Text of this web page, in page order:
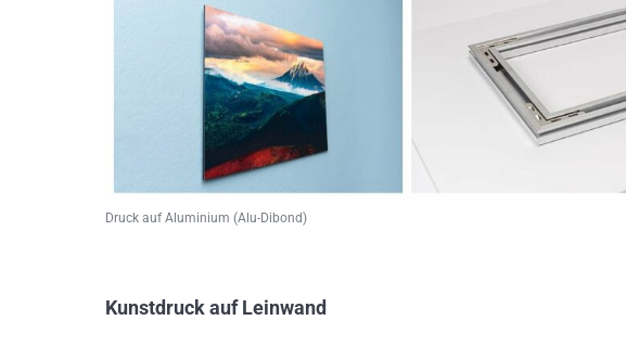
Druck auf Aluminium (Alu-Dibond)
Kunstdruck auf Leinwand